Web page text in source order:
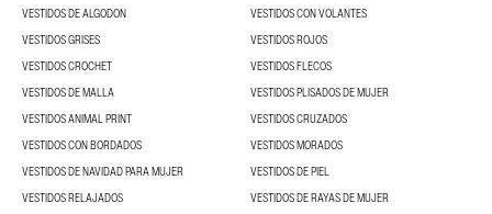
VESTIDOS DE ALGODON
VESTIDOS CON VOLANTES
VESTIDOS GRISES
VESTIDOS ROJOS
VESTIDOS CROCHET
VESTIDOS FLECOS
VESTIDOS DE MALLA
VESTIDOS PLISADOS DE MUJER
VESTIDOS ANIMAL PRINT
VESTIDOS CRUZADOS
VESTIDOS CON BORDADOS
VESTIDOS MORADOS
VESTIDOS DE NAVIDAD PARA MUJER
VESTIDOS DE PIEL
VESTIDOS RELAJADOS
VESTIDOS DE RAYAS DE MUJER